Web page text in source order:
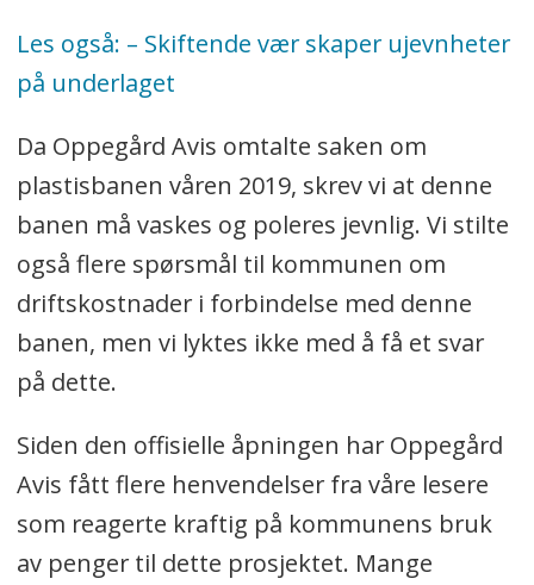
Les også: – Skiftende vær skaper ujevnheter
på underlaget
Da Oppegård Avis omtalte saken om
plastisbanen våren 2019, skrev vi at denne
banen må vaskes og poleres jevnlig. Vi stilte
også flere spørsmål til kommunen om
driftskostnader i forbindelse med denne
banen, men vi lyktes ikke med å få et svar
på dette.
Siden den offisielle åpningen har Oppegård
Avis fått flere henvendelser fra våre lesere
som reagerte kraftig på kommunens bruk
av penger til dette prosjektet. Mange